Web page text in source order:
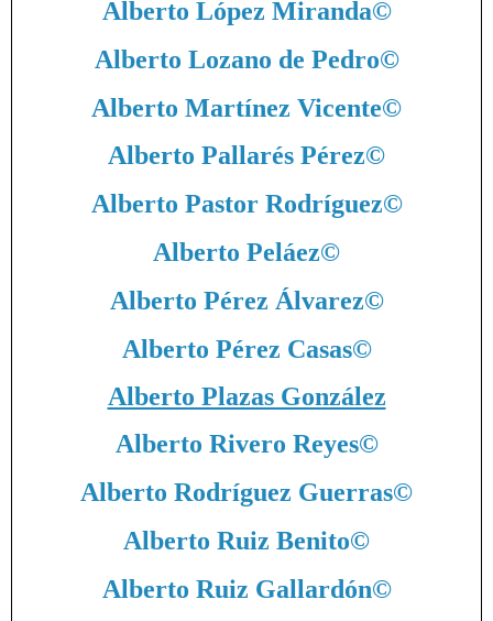
Alberto López Miranda©
Alberto Lozano de Pedro©
Alberto Martínez Vicente©
Alberto Pallarés Pérez©
Alberto Pastor Rodríguez©
Alberto Peláez©
Alberto Pérez Álvarez©
Alberto Pérez Casas©
Alberto Plazas González
Alberto Rivero Reyes©
Alberto Rodríguez Guerras©
Alberto Ruiz Benito©
Alberto Ruiz Gallardón©